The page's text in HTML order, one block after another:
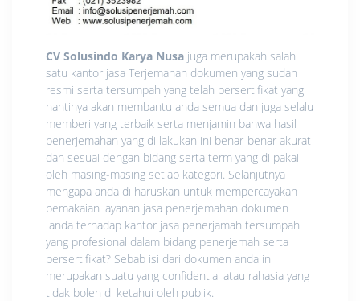
CV Solusindo Karya Nusa juga merupakah salah
satu kantor jasa Terjemahan dokumen yang sudah
resmi serta tersumpah yang telah bersertifikat yang
nantinya akan membantu anda semua dan juga selalu
memberi yang terbaik serta menjamin bahwa hasil
penerjemahan yang di lakukan ini benar-benar akurat
dan sesuai dengan bidang serta term yang di pakai
oleh masing-masing setiap kategori. Selanjutnya
mengapa anda di haruskan untuk mempercayakan
pemakaian layanan jasa penerjemahan dokumen
anda terhadap kantor jasa penerjamah tersumpah
yang profesional dalam bidang penerjemah serta
bersertifikat? Sebab isi dari dokumen anda ini
merupakan suatu yang confidential atau rahasia yang
tidak boleh di ketahui oleh publik.